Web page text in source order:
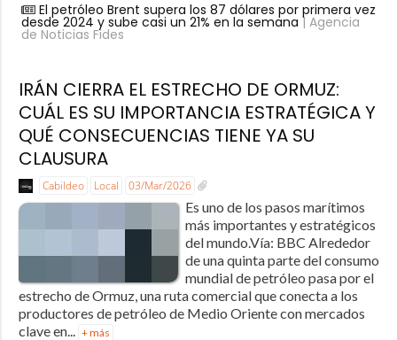
El petróleo Brent supera los 87 dólares por primera vez
desde 2024 y sube casi un 21% en la semana | Agencia
de Noticias Fides
IRÁN CIERRA EL ESTRECHO DE ORMUZ:
CUÁL ES SU IMPORTANCIA ESTRATÉGICA Y
QUÉ CONSECUENCIAS TIENE YA SU
CLAUSURA
Cabildeo Local 03/Mar/2026
Es uno de los pasos marítimos
más importantes y estratégicos
del mundo.Vía: BBC Alrededor
de una quinta parte del consumo
mundial de petróleo pasa por el
estrecho de Ormuz, una ruta comercial que conecta a los
productores de petróleo de Medio Oriente con mercados
clave en... + más